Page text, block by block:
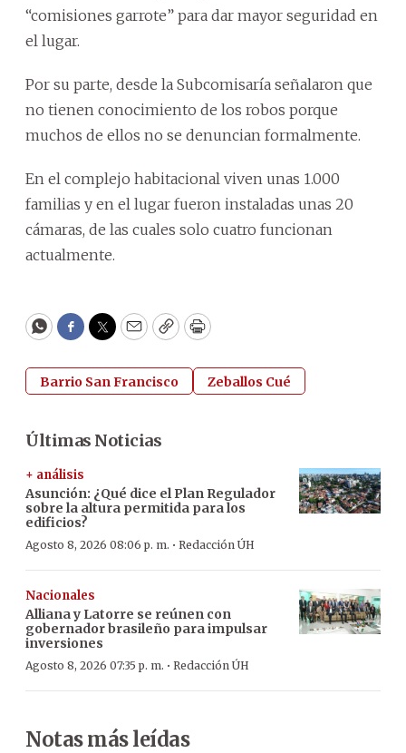
“comisiones garrote” para dar mayor seguridad en
el lugar.
Por su parte, desde la Subcomisaría señalaron que
no tienen conocimiento de los robos porque
muchos de ellos no se denuncian formalmente.
En el complejo habitacional viven unas 1.000
familias y en el lugar fueron instaladas unas 20
cámaras, de las cuales solo cuatro funcionan
actualmente.
WhatsApp
Facebook
Twitter
EmailCopyPrint
Barrio San Francisco Zeballos Cué
Últimas Noticias
+ análisis
Asunción: ¿Qué dice el Plan Regulador
sobre la altura permitida para los
edificios?
Agosto 8, 2026 08:06 p. m. · Redacción ÚH
Nacionales
Alliana y Latorre se reúnen con
gobernador brasileño para impulsar
inversiones
Agosto 8, 2026 07:35 p. m. · Redacción ÚH
Notas más leídas